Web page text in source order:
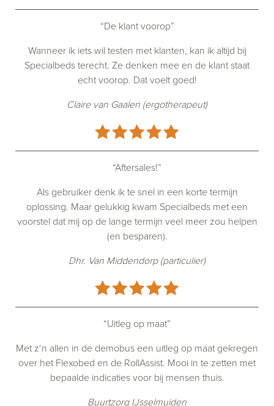
“De klant voorop”
Wanneer ik iets wil testen met klanten, kan ik altijd bij
Specialbeds terecht. Ze denken mee en de klant staat
echt voorop. Dat voelt goed!
Claire van Gaalen (ergotherapeut)
“Aftersales!”
Als gebruiker denk ik te snel in een korte termijn
oplossing. Maar gelukkig kwam Specialbeds met een
voorstel dat mij op de lange termijn veel meer zou helpen
(en besparen).
Dhr. Van Middendorp (particulier)
“Uitleg op maat”
Met z‘n allen in de demobus een uitleg op maat gekregen
over het Flexobed en de RollAssist. Mooi in te zetten met
bepaalde indicaties voor bij mensen thuis.
Buurtzorg IJsselmuiden